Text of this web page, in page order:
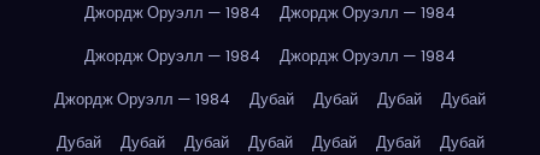
Джордж Оруэлл — 1984
Джордж Оруэлл — 1984
Джордж Оруэлл — 1984
Джордж Оруэлл — 1984
Джордж Оруэлл — 1984
Дубай Дубай Дубай
Дубай
Дубай
Дубай Дубай Дубай Дубай Дубай
Дубай